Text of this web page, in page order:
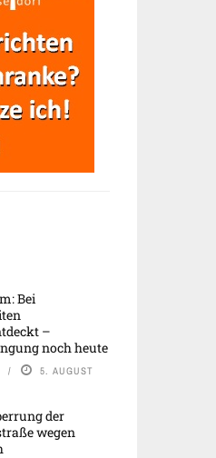
Bei
–
noch heute
5. AUGUST
der
wegen